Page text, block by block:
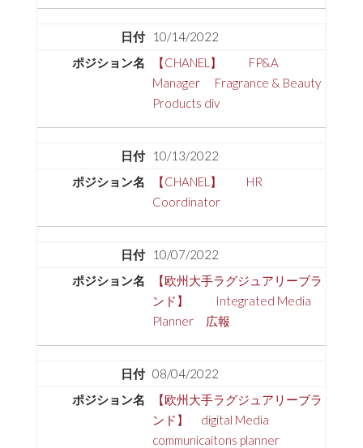
10/14/2022
【CHANEL】 FP&A
Manager Fragrance & Beauty
Products div
10/13/2022
【CHANEL】 HR
Coordinator
10/07/2022
【欧州大手ラグジュアリーブラ
ンド】 Integrated Media
Planner 広報
08/04/2022
【欧州大手ラグジュアリーブラ
ンド】 digital Media
communicaitons planner